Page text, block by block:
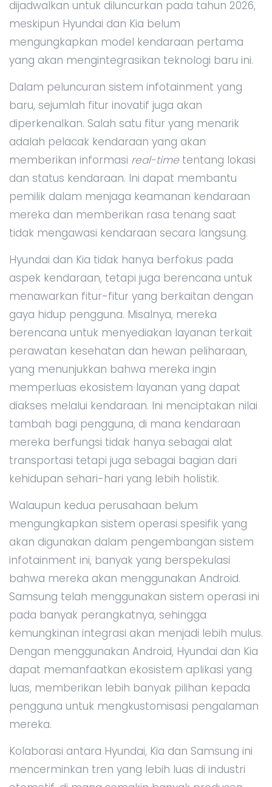
dijadwalkan untuk diluncurkan pada tahun 2026,
meskipun Hyundai dan Kia belum
mengungkapkan model kendaraan pertama
yang akan mengintegrasikan teknologi baru ini.
Dalam peluncuran sistem infotainment yang
baru, sejumlah fitur inovatif juga akan
diperkenalkan. Salah satu fitur yang menarik
adalah pelacak kendaraan yang akan
memberikan informasi real-time tentang lokasi
dan status kendaraan. Ini dapat membantu
pemilik dalam menjaga keamanan kendaraan
mereka dan memberikan rasa tenang saat
tidak mengawasi kendaraan secara langsung.
Hyundai dan Kia tidak hanya berfokus pada
aspek kendaraan, tetapi juga berencana untuk
menawarkan fitur-fitur yang berkaitan dengan
gaya hidup pengguna. Misalnya, mereka
berencana untuk menyediakan layanan terkait
perawatan kesehatan dan hewan peliharaan,
yang menunjukkan bahwa mereka ingin
memperluas ekosistem layanan yang dapat
diakses melalui kendaraan. Ini menciptakan nilai
tambah bagi pengguna, di mana kendaraan
mereka berfungsi tidak hanya sebagai alat
transportasi tetapi juga sebagai bagian dari
kehidupan sehari-hari yang lebih holistik.
Walaupun kedua perusahaan belum
mengungkapkan sistem operasi spesifik yang
akan digunakan dalam pengembangan sistem
infotainment ini, banyak yang berspekulasi
bahwa mereka akan menggunakan Android.
Samsung telah menggunakan sistem operasi ini
pada banyak perangkatnya, sehingga
kemungkinan integrasi akan menjadi lebih mulus.
Dengan menggunakan Android, Hyundai dan Kia
dapat memanfaatkan ekosistem aplikasi yang
luas, memberikan lebih banyak pilihan kepada
pengguna untuk mengkustomisasi pengalaman
mereka.
Kolaborasi antara Hyundai, Kia dan Samsung ini
mencerminkan tren yang lebih luas di industri